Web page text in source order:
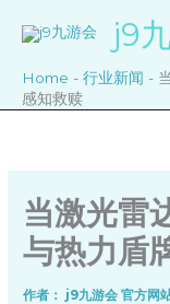
j9
Home - 行业新闻 -
感知救赎
当激光雷
与热力盾
作者： j9九游会 官方网